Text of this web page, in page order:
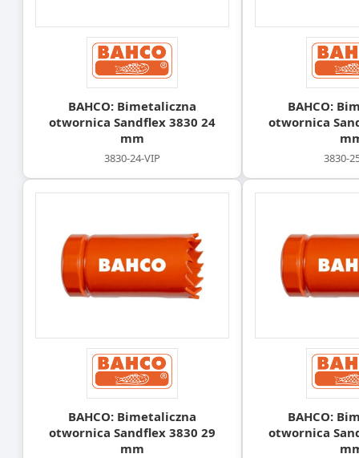
BAHCO: Bimetaliczna
otwornica Sandflex 3830 24
mm
3830-24-VIP
BAHCO:
otwornica
3830-
BAHCO: Bimetaliczna
otwornica Sandflex 3830 29
mm
BAHCO:
otwornica